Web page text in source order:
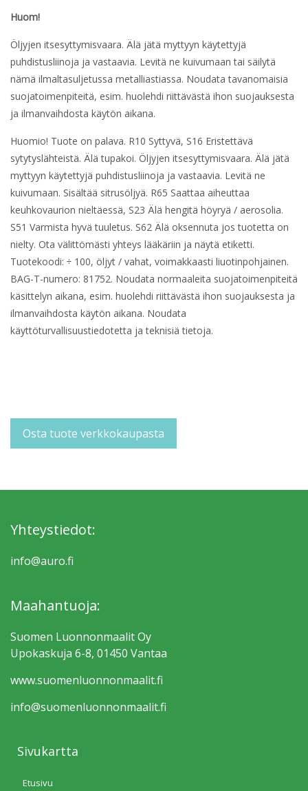
Huom!
Öljyjen itsesyttymisvaara. Älä jätä myttyyn käytettyjä
puhdistusliinoja ja vastaavia. Levitä ne kuivumaan tai säilytä
nämä ilmaltasuljetussa metalliastiassa. Noudata tavanomaisia
suojatoimenpiteitä, esim. huolehdi riittävästä ihon suojauksesta
ja ilmanvaihdosta käytön aikana.
Huomio! Tuote on palava. R10 Syttyvä, S16 Eristettävä
sytytyslähteistä. Älä tupakoi. Öljyjen itsesyttymisvaara. Älä jätä
myttyyn käytettyjä puhdistusliinoja ja vastaavia. Levitä ne
kuivumaan. Sisältää sitrusöljyä. R65 Saattaa aiheuttaa
keuhkovaurion nieltäessä, S23 Älä hengitä höyryä / aerosolia.
S51 Varmista hyvä tuuletus. S62 Älä oksennuta jos tuotetta on
nielty. Ota välittömästi yhteys lääkäriin ja näytä etiketti.
Tuotekoodi: ÷ 100, öljyt / vahat, voimakkaasti liuotinpohjainen.
BAG-T-numero: 81752. Noudata normaaleita suojatoimenpiteitä
käsittelyn aikana, esim. huolehdi riittävästä ihon suojauksesta ja
ilmanvaihdosta käytön aikana. Noudata
käyttöturvallisuustiedotetta ja teknisiä tietoja.
Osta tuote verkkokaupasta
Yhteystiedot:
info@auro.fi
Maahantuoja:
Suomen Luonnonmaalit Oy
Upokaskuja 6-8, 01450 Vantaa
www.suomen­luonnonmaalit.fi
info@suomen­luonnonmaalit.fi
Sivukartta
Etusivu